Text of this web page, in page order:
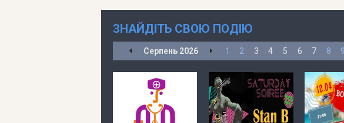
ЗНАЙДІТЬ СВОЮ ПОДІЮ
Серпень 2026 1 2 3 4 5 6 7 8 9